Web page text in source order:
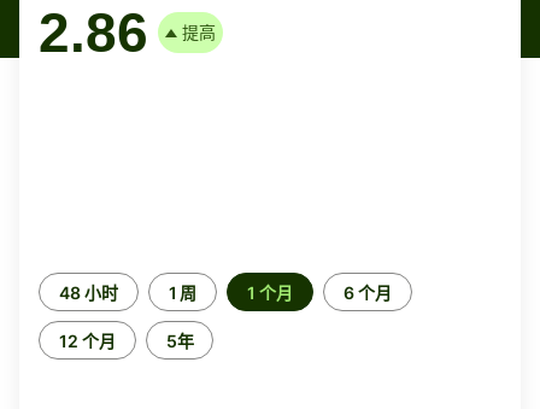
2.86 提高
时
间
段
48 小时 1 周 1 个月 6 个月
12 个月 5年